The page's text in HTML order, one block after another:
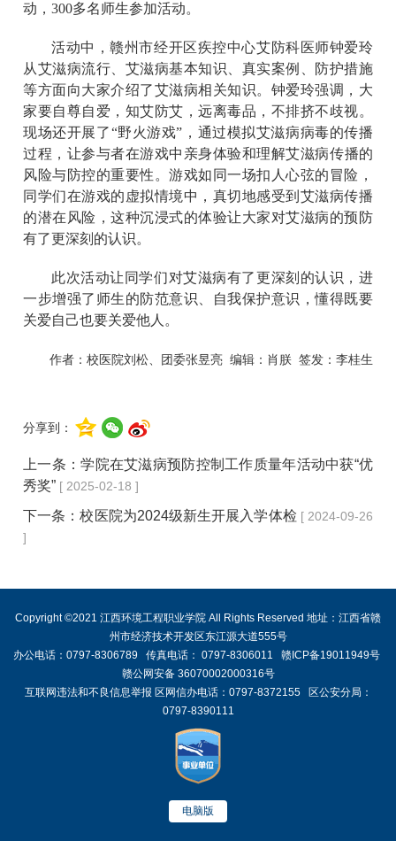
动，300多名师生参加活动。
活动中，赣州市经开区疾控中心艾防科医师钟爱玲
从艾滋病流行、艾滋病基本知识、真实案例、防护措施
等方面向大家介绍了艾滋病相关知识。 钟爱玲强调 ， 大
家要自尊自爱，知艾防艾，远离毒品，不排挤不歧视。
现场还开展了“野火游戏”，通过模拟艾滋病病毒的传播
过程， 让参与者在游戏中 亲身体验和理解艾滋病传播的
风险与防控的重要性。游戏如同一场扣人心弦的冒险，
同学们在游戏的虚拟情境中，真切地感受到艾滋病传播
的潜在风险，这种沉浸式的体验让大家对艾滋病的预防
有了更深刻的认识。
此次活动让同学们对艾滋病有了更深刻的认识，进
一步增强了师生的防范意识、自我保护意识，懂得既要
关爱自己也要关爱他人。
作者：校医院刘松、团委张昱亮 编辑：肖朕 签发：李桂生
分享到：
上一条：学院在艾滋病预防控制工作质量年活动中获“优
秀奖” [ 2025-02-18 ]
下一条：校医院为2024级新生开展入学体检 [ 2024-09-26
]
Copyright ©2021 江西环境工程职业学院 All Rights Reserved 地址：江西省赣
州市经济技术开发区东江源大道555号
办公电话：0797-8306789 传真电话： 0797-8306011 赣ICP备19011949号
赣公网安备 36070002000316号
互联网违法和不良信息举报 区网信办电话：0797-8372155 区公安分局：
0797-8390111
电脑版